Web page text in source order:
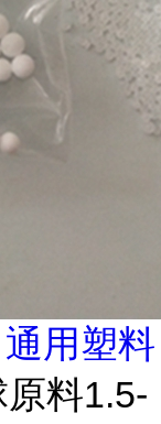
通用塑料
料1.5-